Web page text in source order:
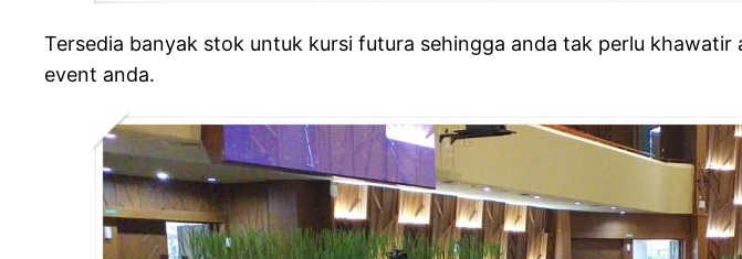
Tersedia banyak stok untuk kursi futura sehingga anda tak perlu
event anda.